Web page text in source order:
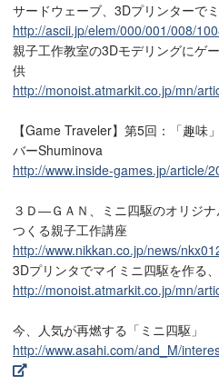
サードウェーブ、3Dプリンターで
http://ascii.jp/elem/000/001/008/
親子工作教室の3Dモデリングにゲ
供
http://monoist.atmarkit.co.jp/mn/
【Game Traveler】第5回：「趣味
バーShuminova
http://www.inside-games.jp/article/
３Ｄ―ＧＡＮ、ミニ四駆のオリジ
つくる親子工作講座
http://www.nikkan.co.jp/news/
3Dプリンタでマイミニ四駆を作る
http://monoist.atmarkit.co.jp/mn/
今、人気が再燃する「ミニ四駆」
http://www.asahi.com/and_M/